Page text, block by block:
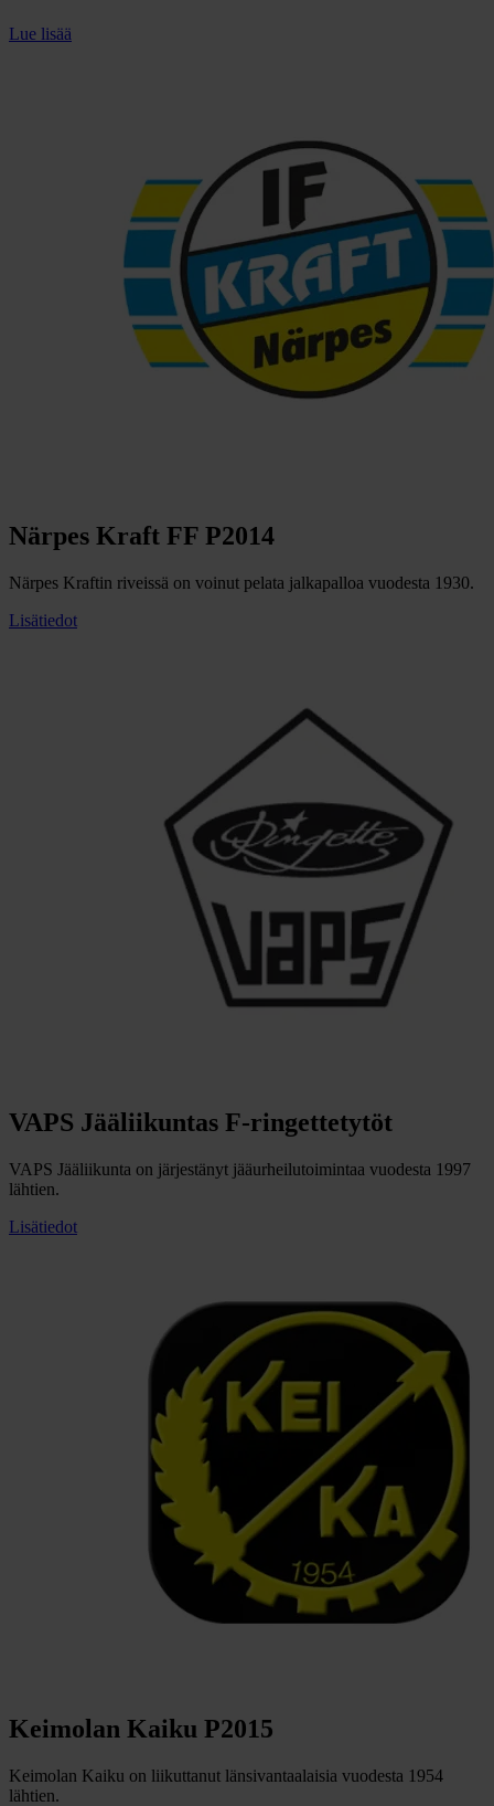
Lue lisää
Närpes Kraft FF P2014
Närpes Kraftin riveissä on voinut pelata jalkapalloa vuodesta 1930.
Lisätiedot
VAPS Jääliikuntas F-ringettetytöt
VAPS Jääliikunta on järjestänyt jääurheilutoimintaa vuodesta 1997
lähtien.
Lisätiedot
Keimolan Kaiku P2015
Keimolan Kaiku on liikuttanut länsivantaalaisia vuodesta 1954
lähtien.